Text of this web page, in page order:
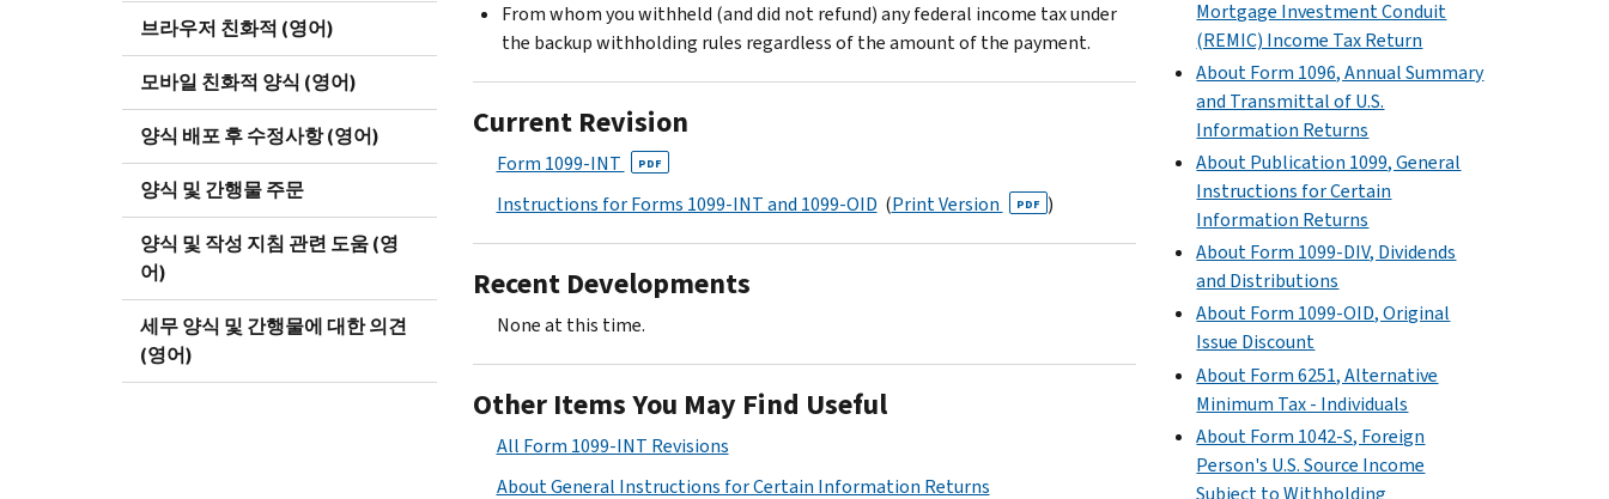
브라우저 친화적 (영어)
모바일 친화적 양식 (영어)
양식 배포 후 수정사항 (영어)
양식 및 간행물 주문
양식 및 작성 지침 관련 도움 (영
어)
세무 양식 및 간행물에 대한 의견
(영어)
From whom you withheld (and did not refund) any federal income tax under
the backup withholding rules regardless of the amount of the payment.
Current Revision
Form 1099-INT PDF
Instructions for Forms 1099-INT and 1099-OID (Print Version PDF )
Recent Developments
None at this time.
Other Items You May Find Useful
All Form 1099-INT Revisions
About General Instructions for Certain Information Returns
Mortgage Investment Conduit
(REMIC) Income Tax Return
About Form 1096, Annual Summary
and Transmittal of U.S.
Information Returns
About Publication 1099, General
Instructions for Certain
Information Returns
About Form 1099-DIV, Dividends
and Distributions
About Form 1099-OID, Original
Issue Discount
About Form 6251, Alternative
Minimum Tax - Individuals
About Form 1042-S, Foreign
Person's U.S. Source Income
Subject to Withholding